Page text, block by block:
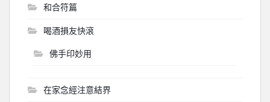
和合符篇
喝酒損友快滾
佛手印妙用
在家念經注意結界